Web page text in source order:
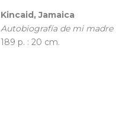
Kincaid, Jamaica
Autobiografía de mi madre
189 p. : 20 cm.